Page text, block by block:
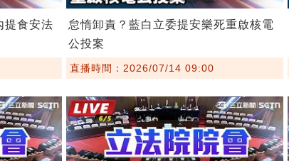
提食安法
怠惰卸責？藍白立委提安樂死重啟核電
公投案
直播時間：2026/07/14 09:00